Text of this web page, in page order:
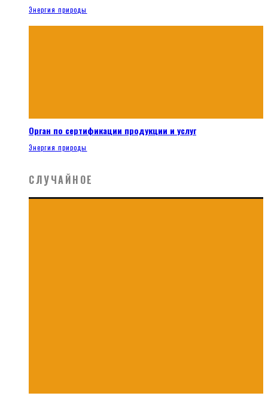
Энергия природы
Орган по сертификации продукции и услуг
Энергия природы
СЛУЧАЙНОЕ